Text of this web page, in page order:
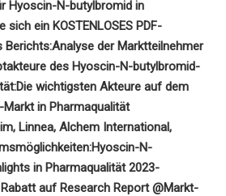
Hyoscin-N-butylbromid in
sich ein KOSTENLOSES PDF-
Berichts:Analyse der Marktteilnehmer
des Hyoscin-N-butylbromid-
Die wichtigsten Akteure auf dem
in Pharmaqualität
Linnea, Alchem ​​International,
Hyoscin-N-
in Pharmaqualität 2023-
auf Research Report @Markt-